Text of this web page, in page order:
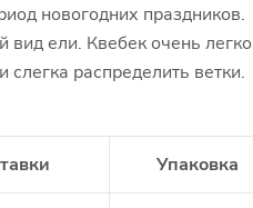
новогодних праздников.
вид ели. Квебек очень легко
распределить ветки.
Упаковка